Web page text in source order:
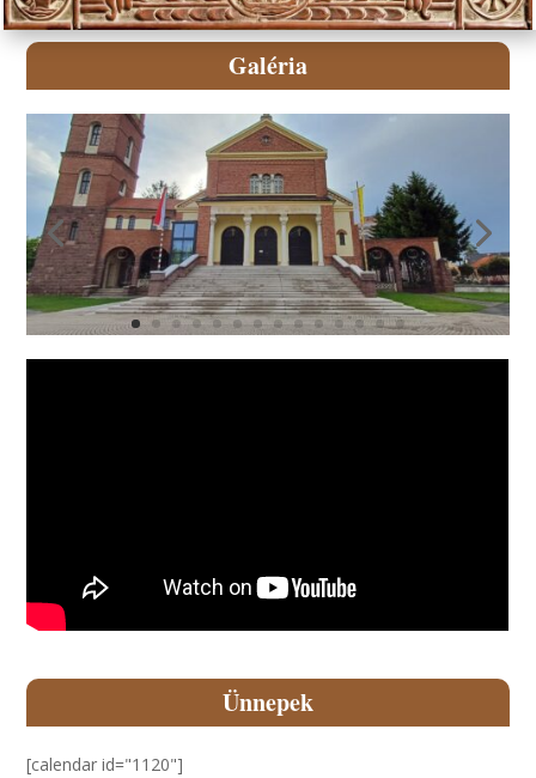
Galéria
Ünnepek
[calendar id="1120"]